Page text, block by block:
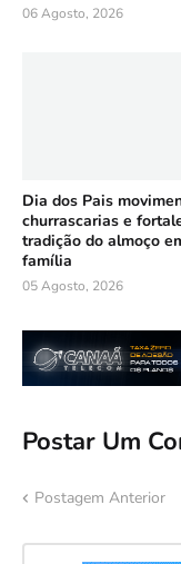
06 Agosto, 2026
Dia dos Pais
churrascarias e
tradição do almoço
família
05 Agosto, 2026
Postar Um
Postagem Anterior